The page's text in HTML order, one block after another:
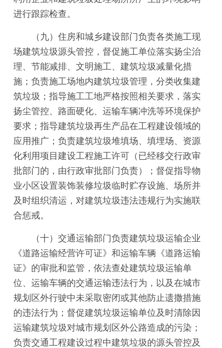
进行跟踪检查。
（九）住房和城乡建设部门负责各类施工现
场建筑垃圾源头管控，督促施工单位落实扬尘治
理、节能减排、文明施工、建筑垃圾减量化措
施；负责施工场地内建筑垃圾管理，分类收集建
筑垃圾；指导施工工地严格按照相关要求，落实
扬尘管控、路面硬化、运输车辆冲洗等环境保护
要求；指导建筑垃圾再生产品在工程建设领域的
应用推广；负责建筑垃圾堆填场、填埋场、资源
化利用项目建设工程施工许可（已经移交行政审
批部门的，由行政审批部门负责）；督促指导物
业小区设置装饰装修垃圾临时贮存设施、场所并
及时组织清运，对建筑垃圾违法违规行为实施联
合惩戒。
（十）交通运输部门负责建筑垃圾运输企业
《道路运输经营许可证》和运输车辆《道路运输
证》的审批和监管，依法查处建筑垃圾运输单
位、运输车辆的交通运输违法行为，以及在城市
规划区外行驶中未采取密闭或其他防止遗撒措施
的违法行为；督促建筑垃圾运输单位及时清除因
运输建筑垃圾对城市规划区外公路造成的污染；
负责交通工程建设过程中建筑垃圾的源头管控及